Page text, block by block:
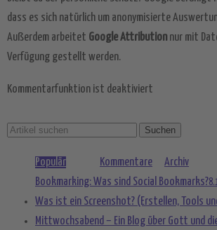
Management Platform
dass es sich natürlich um anonymisierte
Außerdem arbeitet Google Attribution nur mit
Verfügung gestellt werden.
Kommentarfunktion ist deaktiviert
Populär Kommentare Archiv
Bookmarking: Was sind Social Bookmarks?
Was ist ein Screenshot? (Erstellen, Tools
Mittwochsabend – Ein Blog über Gott und